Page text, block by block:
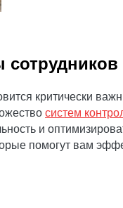
критически
систем
и
помогут вам